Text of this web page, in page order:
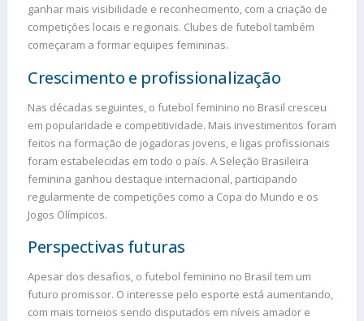
ganhar mais visibilidade e reconhecimento, com a criação de
competições locais e regionais. Clubes de futebol também
começaram a formar equipes femininas.
Crescimento e profissionalização
Nas décadas seguintes, o futebol feminino no Brasil cresceu
em popularidade e competitividade. Mais investimentos foram
feitos na formação de jogadoras jovens, e ligas profissionais
foram estabelecidas em todo o país. A Seleção Brasileira
feminina ganhou destaque internacional, participando
regularmente de competições como a Copa do Mundo e os
Jogos Olímpicos.
Perspectivas futuras
Apesar dos desafios, o futebol feminino no Brasil tem um
futuro promissor. O interesse pelo esporte está aumentando,
com mais torneios sendo disputados em níveis amador e